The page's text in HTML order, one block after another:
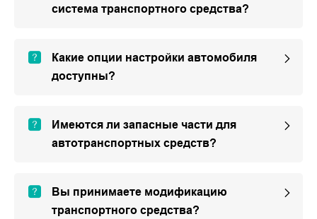
система транспортного средства?
Какие опции настройки автомобиля
доступны?
Имеются ли запасные части для
автотранспортных средств?
Вы принимаете модификацию
транспортного средства?